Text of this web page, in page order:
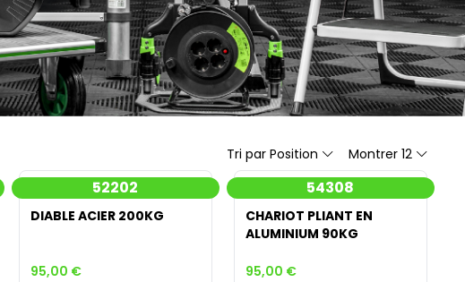
Tri par Position Montrer 12
52202
DIABLE ACIER 200KG
95,00 €
54308
CHARIOT PLIANT EN
ALUMINIUM 90KG
95,00 €